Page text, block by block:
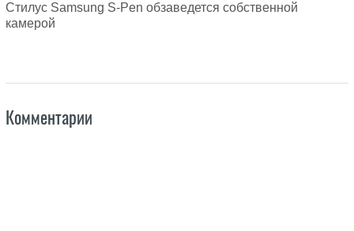
Стилус Samsung S-Pen обзаведется собственной
камерой
Комментарии